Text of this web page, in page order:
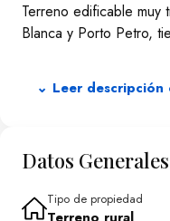
Terreno edificable muy
Blanca y Porto Petro,
⌄ Leer descripción
Datos Generales
Tipo de propiedad